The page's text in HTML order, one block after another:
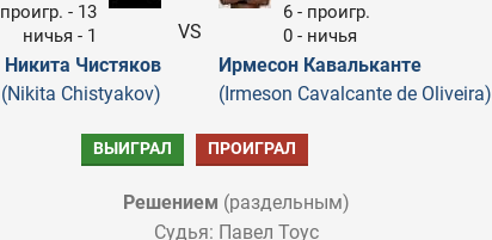
проигр. - 13
ничья - 1
Никита Чистяков
(Nikita Chistyakov)
VS
6 - проигр.
0 - ничья
Ирмесон Кавальканте
(Irmeson Cavalcante de Oliveira)
ВЫИГРАЛ ПРОИГРАЛ
Решением (раздельным)
Судья: Павел Тоус